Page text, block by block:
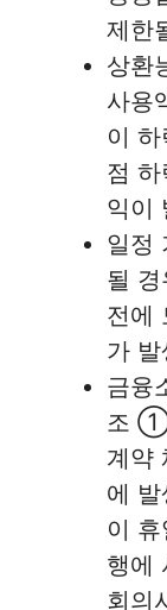
제한
상환
사용
이
점 하
익이
일정
될 경
전에
가
금융
조 ①
계약
에
이
행에
회의